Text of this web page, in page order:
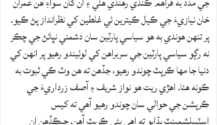
خان نيازيءَ جي ڪيل ڪيترين ئي غلطين کي نظرانداز پڻ ڪيو.
پر تنهن هوندي به هو سياسي پارٽين سان دشمني نڀائڻ جي چڪر
نه رڳو سياسي پارٽين جي سربراهن کي لوئيندو رهيو پر انهن کي
دنيا جا مها ڪرپٽ چوندو رهيو، جڏهن ته هن وٽ ڪي ثبوت به
ڪونه هئا. اهڙي ريت هو نواز شريف ۽ آصف زرداريءَ جي
ڪرپشن جي حوالي سان چوندو رهيو آهي ته کيس